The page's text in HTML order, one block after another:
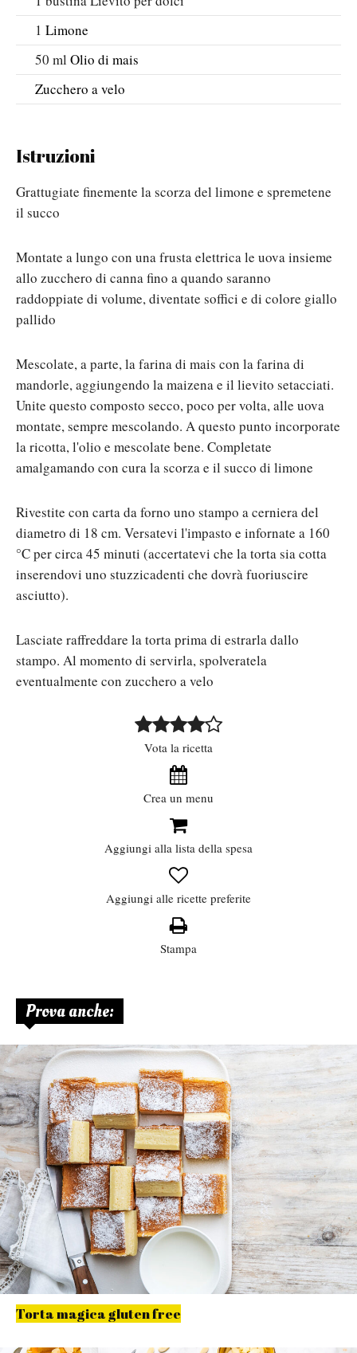
1 Limone
50 ml Olio di mais
Zucchero a velo
Istruzioni
Grattugiate finemente la scorza del limone e spremetene
il succo
Montate a lungo con una frusta elettrica le uova insieme
allo zucchero di canna fino a quando saranno
raddoppiate di volume, diventate soffici e di colore giallo
pallido
Mescolate, a parte, la farina di mais con la farina di
mandorle, aggiungendo la maizena e il lievito setacciati.
Unite questo composto secco, poco per volta, alle uova
montate, sempre mescolando. A questo punto incorporate
la ricotta, l'olio e mescolate bene. Completate
amalgamando con cura la scorza e il succo di limone
Rivestite con carta da forno uno stampo a cerniera del
diametro di 18 cm. Versatevi l'impasto e infornate a 160
°C per circa 45 minuti (accertatevi che la torta sia cotta
inserendovi uno stuzzicadenti che dovrà fuoriuscire
asciutto).
Lasciate raffreddare la torta prima di estrarla dallo
stampo. Al momento di servirla, spolveratela
eventualmente con zucchero a velo
Vota la ricetta
Crea un menu
Aggiungi alla lista della spesa
Aggiungi alle ricette preferite
Stampa
Prova anche:
Torta magica gluten free